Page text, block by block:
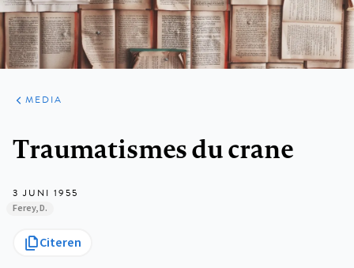
ARTIKELEN
VARIA
MEDIA
Traumatismes du crane
3 JUNI 1955
Ferey, D.
Citeren